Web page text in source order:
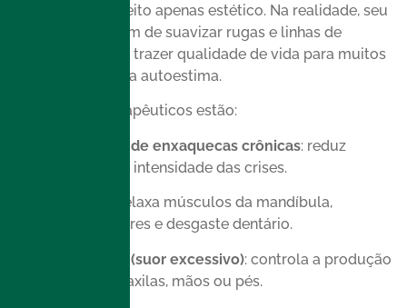
botulínica tem efeito apenas estético. Na realidade, seu
uso vai muito além de suavizar rugas e linhas de
expressão e pode trazer qualidade de vida para muitos
pacientes, além da autoestima.
Entre os usos terapêuticos estão:
Tratamento de enxaquecas crônicas: reduz
frequência e intensidade das crises.
: relaxa músculos da mandíbula,
aliviando dores e desgaste dentário.
Hiperidrose (suor excessivo): controla a produção
de suor em axilas, mãos ou pés.